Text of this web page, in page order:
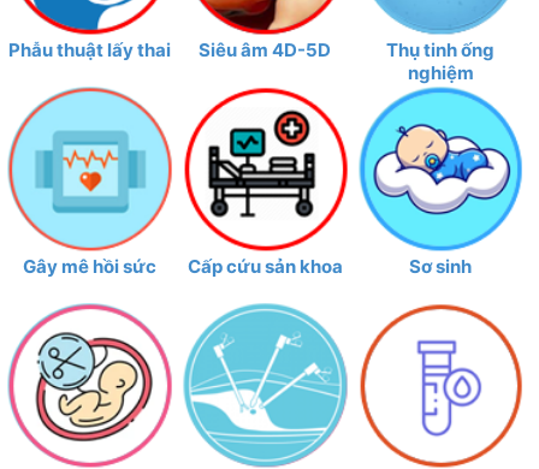
2018; Căn cứ Công văn số
114/SYT-TCCB ngày 14/01/2019
của Sở Y tế về việc thẩm định Kế
hoạch tuyển dụng viên chức năm
2018;
Phẫu thuật lấy thai Siêu âm 4D-5D
Thụ tinh ống
nghiệm
Gây mê hồi sức Cấp cứu sản khoa Sơ sinh